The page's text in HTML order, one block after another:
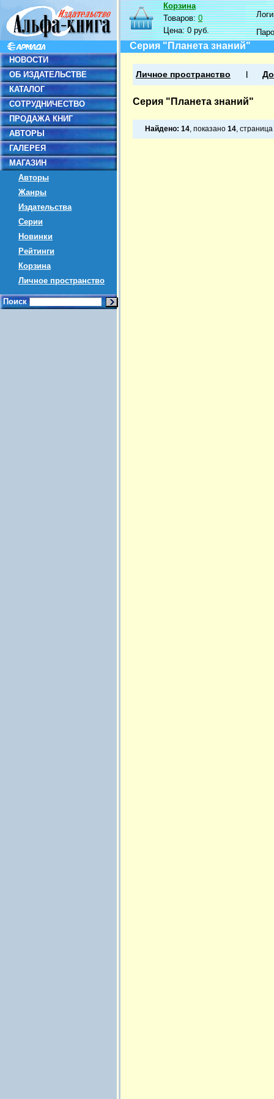
НОВОСТИ
ОБ ИЗДАТЕЛЬСТВЕ
КАТАЛОГ
СОТРУДНИЧЕСТВО
ПРОДАЖА КНИГ
АВТОРЫ
ГАЛЕРЕЯ
МАГАЗИН
Авторы
Жанры
Издательства
Серии
Новинки
Рейтинги
Корзина
Личное пространство
Поиск
Корзина
Товаров:0
Цена:0 руб.
Серия "Планета знаний"
Личное пространство
Серия "Планета знаний"
Найдено: 14, показано 14, страница